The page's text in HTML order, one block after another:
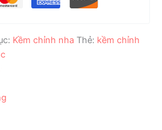
lượng
Kềm chỉnh nha Thẻ: kềm chỉnh